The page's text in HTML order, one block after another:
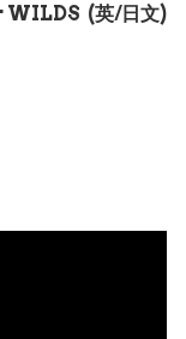
WILDS (英/日文)